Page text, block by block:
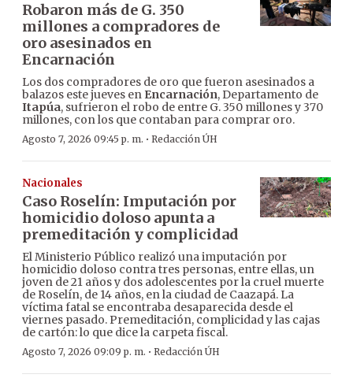
Robaron más de G. 350
millones a compradores de
oro asesinados en
Encarnación
Los dos compradores de oro que fueron asesinados a
balazos este jueves en Encarnación, Departamento de
Itapúa, sufrieron el robo de entre G. 350 millones y 370
millones, con los que contaban para comprar oro.
Agosto 7, 2026 09:45 p. m. · Redacción ÚH
Nacionales
Caso Roselín: Imputación por
homicidio doloso apunta a
premeditación y complicidad
El Ministerio Público realizó una imputación por
homicidio doloso contra tres personas, entre ellas, un
joven de 21 años y dos adolescentes por la cruel muerte
de Roselín, de 14 años, en la ciudad de Caazapá. La
víctima fatal se encontraba desaparecida desde el
viernes pasado. Premeditación, complicidad y las cajas
de cartón: lo que dice la carpeta fiscal.
Agosto 7, 2026 09:09 p. m. · Redacción ÚH